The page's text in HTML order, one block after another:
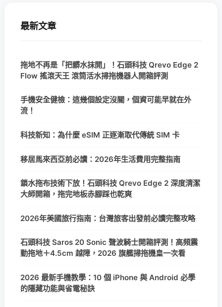
最新文章
拖地不再是「把髒水抹開」！石頭科技 Qrevo Edge 2
Flow 搖滾天王 滾筒活水掃拖機器人開箱評測
手機安全健檢：這幾個設定沒關，個資可能早就在外
流！
科技新知：為什麼 eSIM 正逐漸取代傳統 SIM 卡
移居馬來西亞前必讀：2026年生活費用完整指南
鎖水拖布技術下放！石頭科技 Qrevo Edge 2 深度清潔
大師開箱，拖完地板赤腳踩也乾爽
2026年美國旅行指南：台灣旅客出發前必讀完整攻略
石頭科技 Saros 20 Sonic 聲波騎士開箱評測！高頻震
動拖地＋4.5cm 越障，2026 旗艦掃拖機皇一次看
2026 最新手機教學：10 個 iPhone 與 Android 必學
的隱藏功能與省電秘訣